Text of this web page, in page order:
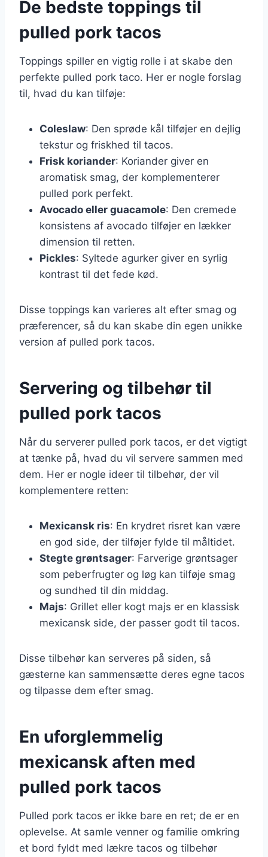
De bedste toppings til
pulled pork tacos
Toppings spiller en vigtig rolle i at skabe den
perfekte pulled pork taco. Her er nogle forslag
til, hvad du kan tilføje:
Coleslaw: Den sprøde kål tilføjer en dejlig
tekstur og friskhed til tacos.
Frisk koriander: Koriander giver en
aromatisk smag, der komplementerer
pulled pork perfekt.
Avocado eller guacamole: Den cremede
konsistens af avocado tilføjer en lækker
dimension til retten.
Pickles: Syltede agurker giver en syrlig
kontrast til det fede kød.
Disse toppings kan varieres alt efter smag og
præferencer, så du kan skabe din egen unikke
version af pulled pork tacos.
Servering og tilbehør til
pulled pork tacos
Når du serverer pulled pork tacos, er det vigtigt
at tænke på, hvad du vil servere sammen med
dem. Her er nogle ideer til tilbehør, der vil
komplementere retten:
Mexicansk ris: En krydret risret kan være
en god side, der tilføjer fylde til måltidet.
Stegte grøntsager: Farverige grøntsager
som peberfrugter og løg kan tilføje smag
og sundhed til din middag.
Majs: Grillet eller kogt majs er en klassisk
mexicansk side, der passer godt til tacos.
Disse tilbehør kan serveres på siden, så
gæsterne kan sammensætte deres egne tacos
og tilpasse dem efter smag.
En uforglemmelig
mexicansk aften med
pulled pork tacos
Pulled pork tacos er ikke bare en ret; de er en
oplevelse. At samle venner og familie omkring
et bord fyldt med lækre tacos og tilbehør